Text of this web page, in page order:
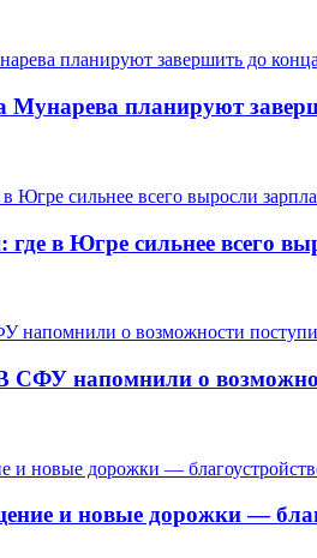
Мунарева планируют
в Югре сильнее всего
напомнили о
и новые дорожки —